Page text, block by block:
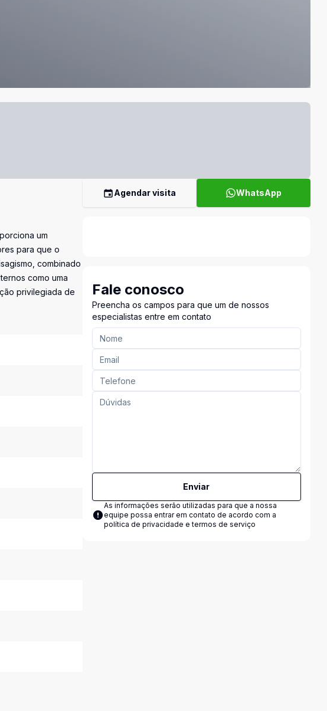
um
para que o
combinado
como uma
privilegiada de
Agendar visita WhatsApp
Fale conosco
Preencha os campos para que um de nossos
especialistas entre em contato
Enviar
As informações serão utilizadas para que a nossa
equipe possa entrar em contato de acordo com a
política de privacidade e termos de serviço